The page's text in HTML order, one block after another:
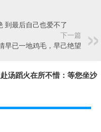
到最后自己也爱不了
下一篇
早已一地鸡毛，早己绝望
汤蹈火在所不惜：等您坐沙